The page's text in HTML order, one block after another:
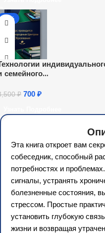
-80%
семейного
₽ 700 ₽
Эта книга откроет вам
собеседник, способный
потребностях и
сигналы, устранять
болезненные состояния,
стрессом. Простые
установить глубокую
жизни и возвращая